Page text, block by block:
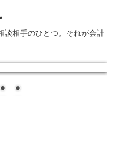
談相手のひとつ。それが会計